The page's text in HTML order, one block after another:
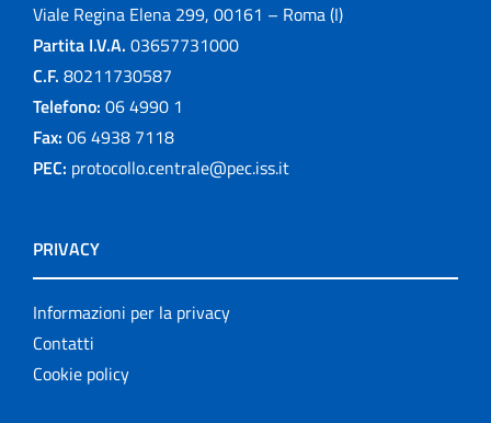
Viale Regina Elena 299, 00161 – Roma (I)
Partita I.V.A. 03657731000
C.F. 80211730587
Telefono: 06 4990 1
Fax: 06 4938 7118
PEC: protocollo.centrale@pec.iss.it
PRIVACY
Informazioni per la privacy
Contatti
Cookie policy